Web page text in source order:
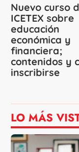
Nuevo curso
ICETEX sobre
educación
económica y
financiera;
contenidos y
inscribirse
LO MÁS